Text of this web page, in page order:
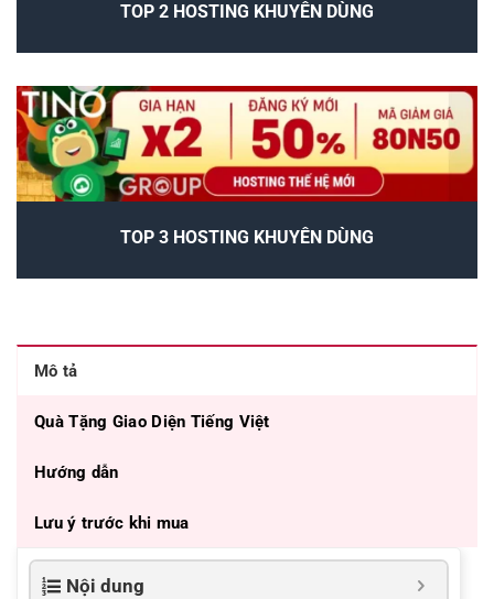
TOP 2 HOSTING KHUYÊN DÙNG
TOP 3 HOSTING KHUYÊN DÙNG
Mô tả
Quà Tặng Giao Diện Tiếng Việt
Hướng dẫn
Lưu ý trước khi mua
Nội dung